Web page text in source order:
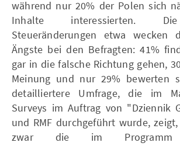
während nur 20% der Polen sich
Inhalte interessierten.
Steueränderungen etwa wecken
Ängste bei den Befragten: 41%
gar in die falsche Richtung gehen,
Meinung und nur 29% bewerten
detailliertere Umfrage, die im
Surveys im Auftrag von "Dziennik
und RMF durchgeführt wurde,
zwar die im Programm